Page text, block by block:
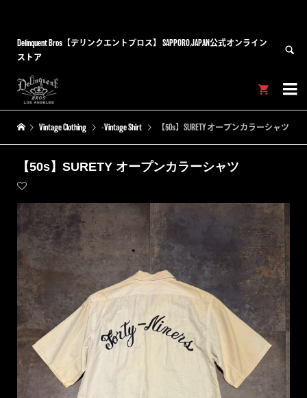
Delinquent Bros【デリンクエントブロス】 SAPPORO,JAPAN公式オンライン
ストア


Vintage Clothing -Vintage Shirt 【50s】SURETY オープンカラーシャツ
【50s】SURETY オープンカラーシャツ